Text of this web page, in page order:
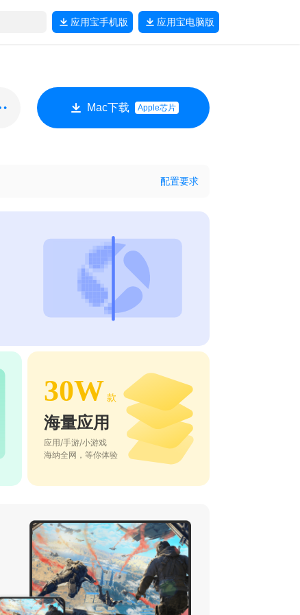
应用宝手机版 应用宝电脑版
Mac下载 Apple芯片
配置要求
30W 款
海量应用
应用/手游/小游戏
海纳全网，等你体验